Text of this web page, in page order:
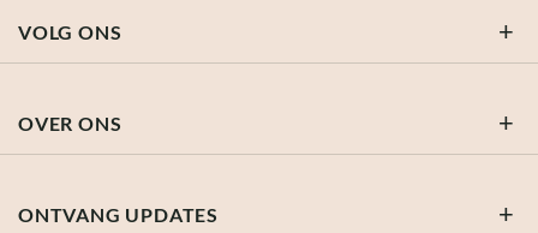
VOLG ONS
OVER ONS
ONTVANG UPDATES